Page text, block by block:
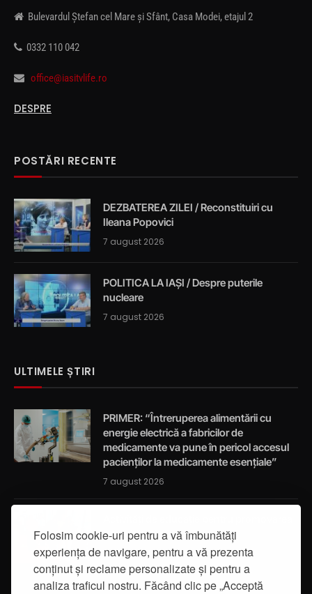
Folosim cookie-uri pentru a vă îmbunătăți
experiența de navigare, pentru a vă prezenta
conținut și reclame personalizate și pentru a
analiza traficul nostru. Făcând clic pe „Acceptă
Bulevardul Ștefan cel Mare și Sfânt, Casa Modei, etajul 2
0332 110 042
office@iasitvlife.ro
DESPRE
POSTĂRI RECENTE
DEZBATEREA ZILEI / Reconstituiri cu
Ileana Popovici
7 august 2026
POLITICA LA IAȘI / Despre puterile
nucleare
7 august 2026
ULTIMELE ȘTIRI
PRIMER: “Întreruperea alimentării cu
energie electrică a fabricilor de
medicamente va pune în pericol accesul
pacienților la medicamente esențiale”
7 august 2026
integrității
7 august 2026